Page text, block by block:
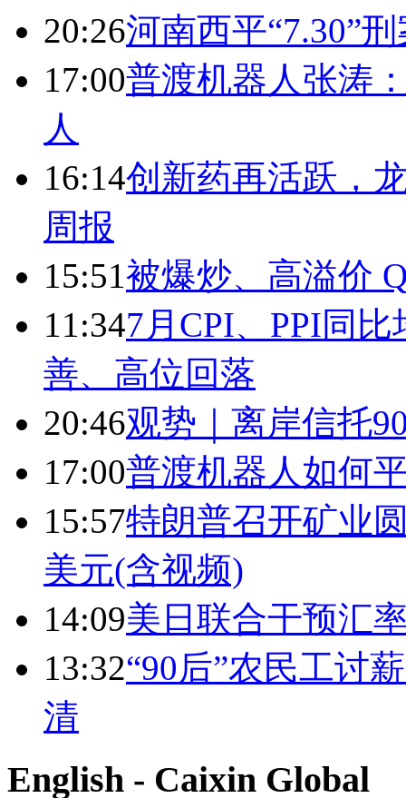
20:26河南西平“7.30”
17:00普渡机器人张涛
人
16:14创新药再活跃，
周报
15:51被爆炒、高溢价
11:347月CPI、PPI同
善、高位回落
20:46观势｜离岸信托
17:00普渡机器人如何
15:57特朗普召开矿业
美元(含视频)
14:09美日联合干预汇
13:32“90后”农民工讨
清
English - Caixin Global